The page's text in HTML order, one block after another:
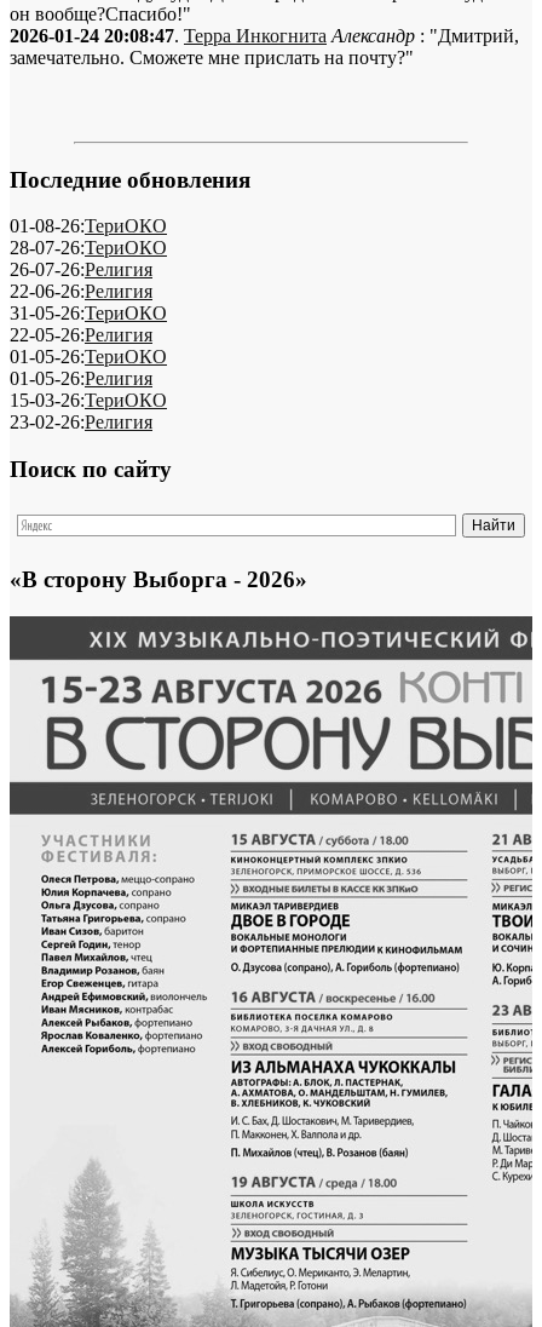
он вообще?Спасибо!"
2026-01-24 20:08:47. Терра Инкогнита Александр : "Дмитрий,
замечательно. Сможете мне прислать на почту?"
Последние обновления
01-08-26:ТериОКО
28-07-26:ТериОКО
26-07-26:Религия
22-06-26:Религия
31-05-26:ТериОКО
22-05-26:Религия
01-05-26:ТериОКО
01-05-26:Религия
15-03-26:ТериОКО
23-02-26:Религия
Поиск по сайту
«В сторону Выборга - 2026»